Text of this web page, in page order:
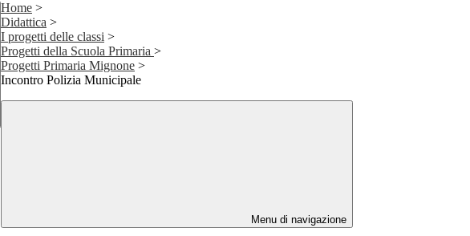
Home >
Didattica >
I progetti delle classi >
Progetti della Scuola Primaria >
Progetti Primaria Mignone >
Incontro Polizia Municipale
Menu di navigazione